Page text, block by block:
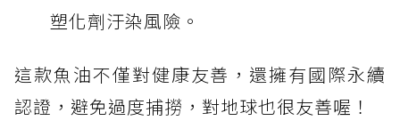
塑化劑汙染風險。
這款魚油不僅對健康友善，還擁有國際永續
認證，避免過度捕撈，對地球也很友善喔！